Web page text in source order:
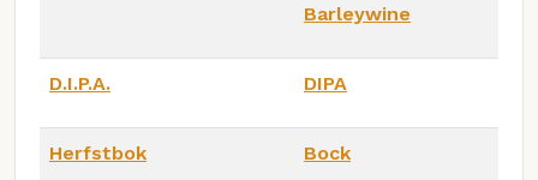
Barleywine
D.I.P.A. DIPA
Herfstbok Bock